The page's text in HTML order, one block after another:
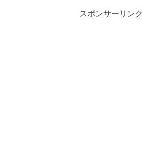
スポンサーリンク